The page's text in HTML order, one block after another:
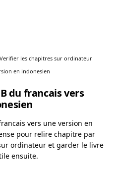
Verifier les chapitres sur ordinateur
en indonesien
du francais vers
vers une version en
pour relire chapitre par
ordinateur et garder le livre
ensuite.